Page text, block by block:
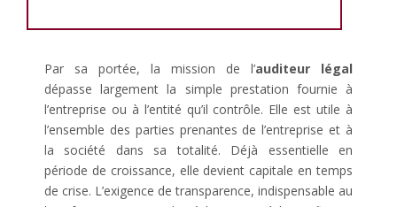
Par sa portée, la mission de l’auditeur légal
dépasse largement la simple prestation fournie à
l’entreprise ou à l’entité qu’il contrôle. Elle est utile à
l’ensemble des parties prenantes de l’entreprise et à
la société dans sa totalité. Déjà essentielle en
période de croissance, elle devient capitale en temps
de crise. L’exigence de transparence, indispensable au